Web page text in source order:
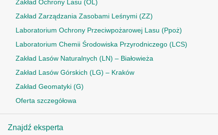
Zakład Ochrony Lasu (OL)
Zakład Zarządzania Zasobami Leśnymi (ZZ)
Laboratorium Ochrony Przeciwpożarowej Lasu (Ppoż)
Laboratorium Chemii Środowiska Przyrodniczego (LCS)
Zakład Lasów Naturalnych (LN) – Białowieża
Zakład Lasów Górskich (LG) – Kraków
Zakład Geomatyki (G)
Oferta szczegółowa
Znajdź eksperta